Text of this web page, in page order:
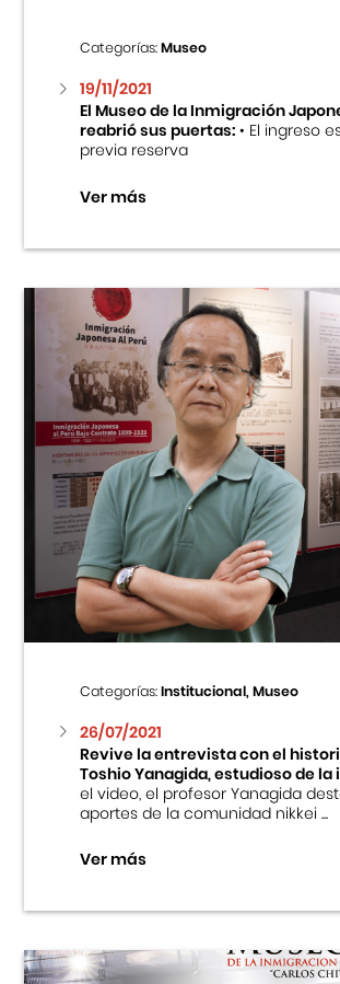
Categorías:Museo
19/11/2021
El Museo de la Inmigración
reabrió sus puertas:• El ingreso
previa reserva
Ver más
Categorías:Institucional, Museo
26/07/2021
Revive la entrevista con el
Toshio Yanagida, estudioso de la
el video, el profesor Yanagida
aportes de la comunidad nikkei ...
Ver más